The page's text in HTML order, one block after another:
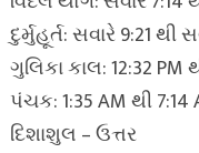
દુર્મુહૂર્ત: સવારે 9:21 થી
ગુલિકા કાલ: 12:32 PM
પંચક: 1:35 AM થી
દિશાશુલ – ઉત્તર